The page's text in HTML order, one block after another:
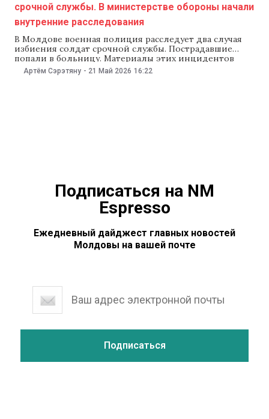
срочной службы. В министерстве обороны начали
внутренние расследования
В Молдове военная полиция расследует два случая
избиения солдат срочной службы. Пострадавшие
попали в больницу. Материалы этих инцидентов
передали для рассмотрения в прокуратуру. Об этом
IPN 21 мая сообщили представители министерства
Артём Сэрэтяну - 21 Май 2026 16:22
Подписаться на NM
Espresso
Ежедневный дайджест главных новостей
Молдовы на вашей почте